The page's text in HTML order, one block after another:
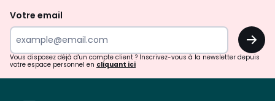
surprises?
Votre email
OK
Vous disposez déjà d'un compte client ? Inscrivez-vous à la newsletter depuis
votre espace personnel en cliquant ici